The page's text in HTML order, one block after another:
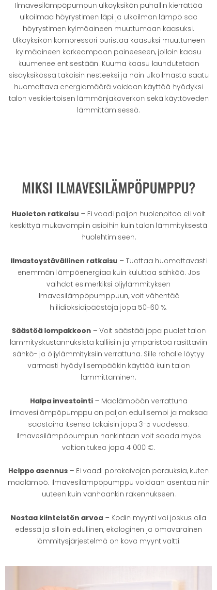
Ilmavesilämpöpumpun ulkoyksikön puhallin kierrättää
ulkoilmaa höyrystimen läpi ja ulkoilman lämpö saa
höyrystimen kylmäaineen muuttumaan kaasuksi.
Ulkoyksikön kompressori puristaa kaasuksi muuttuneen
kylmäaineen korkeampaan paineeseen, jolloin kaasu
kuumenee entisestään. Kuuma kaasu lauhdutetaan
sisäyksikössä takaisin nesteeksi ja näin ulkoilmasta saatu
huomattava energiamäärä voidaan käyttää hyödyksi
talon vesikiertoisen lämmönjakoverkon sekä käyttöveden
lämmittämisessä.
MIKSI ILMAVESILÄMPÖPUMPPU?
Huoleton ratkaisu – Ei vaadi paljon huolenpitoa eli voit
keskittyä mukavampiin asioihin kuin talon lämmityksestä
huolehtimiseen.
Ilmastoystävällinen ratkaisu – Tuottaa huomattavasti
enemmän lämpöenergiaa kuin kuluttaa sähköä. Jos
vaihdat esimerkiksi öljylämmityksen
ilmavesilämpöpumppuun, voit vähentää
hiilidioksidipäästöjä jopa 50-60 %.
Säästöä lompakkoon – Voit säästää jopa puolet talon
lämmityskustannuksista kalliisiin ja ympäristöä rasittaviin
sähkö- ja öljylämmityksiin verrattuna. Sille rahalle löytyy
varmasti hyödyllisempääkin käyttöä kuin talon
lämmittäminen.
Halpa investointi– Maalämpöön verrattuna
ilmavesilämpöpumppu on paljon edullisempi ja maksaa
säästöinä itsensä takaisin jopa 3-5 vuodessa.
Ilmavesilämpöpumpun hankintaan voit saada myös
valtion tukea jopa 4 000 €.
Helppo asennus – Ei vaadi porakaivojen porauksia, kuten
maalämpö. Ilmavesilämpöpumppu voidaan asentaa niin
uuteen kuin vanhaankin rakennukseen.
Nostaa kiinteistön arvoa – Kodin myynti voi joskus olla
edessä ja silloin edullinen, ekologinen ja omavarainen
lämmitysjärjestelmä on kova myyntivaltti.